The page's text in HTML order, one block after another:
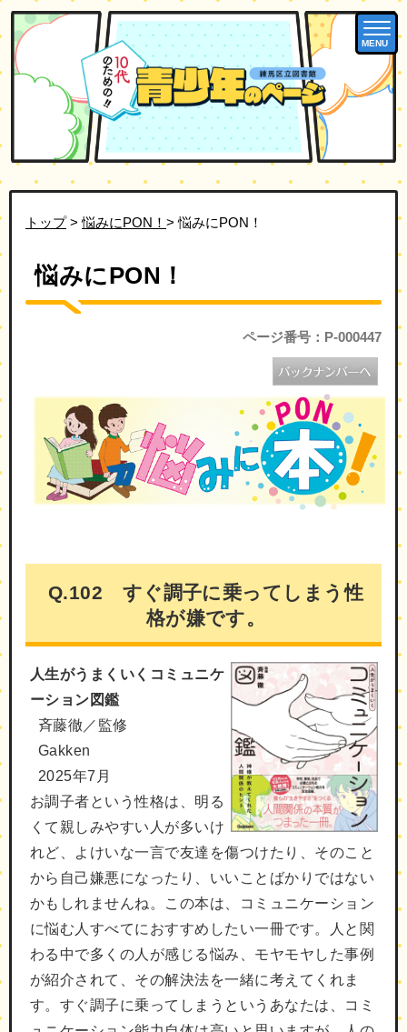
MENU
トップ>悩みにPON！ > 悩みにPON！
悩みにPON！
ページ番号：P-000447
Q.102 すぐ調子に乗ってしまう性
格が嫌です。
人生がうまくいくコミュニケ
ーション図鑑
斉藤徹／監修
Gakken
2025年7月
お調子者という性格は、明る
くて親しみやすい人が多いけ
れど、よけいな一言で友達を傷つけたり、そのこと
から自己嫌悪になったり、いいことばかりではない
かもしれませんね。この本は、コミュニケーション
に悩む人すべてにおすすめしたい一冊です。人と関
わる中で多くの人が感じる悩み、モヤモヤした事例
が紹介されて、その解決法を一緒に考えてくれま
す。すぐ調子に乗ってしまうというあなたは、コミ